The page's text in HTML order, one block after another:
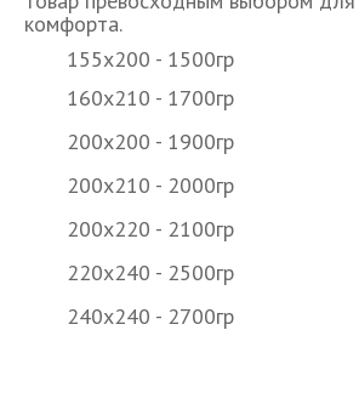
комфорта.
155х200 - 1500гр
160х210 - 1700гр
200х200 - 1900гр
200х210 - 2000гр
200х220 - 2100гр
220х240 - 2500гр
240х240 - 2700гр